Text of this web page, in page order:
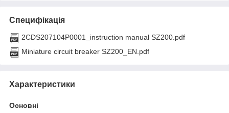
Специфікація
2CDS207104P0001_instruction manual SZ200.pdf
Miniature circuit breaker SZ200_EN.pdf
Характеристики
Основні